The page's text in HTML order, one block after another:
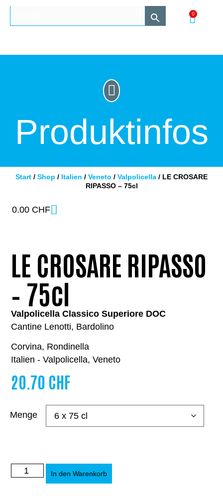
0
Produktinfos
Start / Shop / Italien / Veneto / Valpolicella / LE CROSARE
RIPASSO – 75cl
0.00 CHF
LE CROSARE RIPASSO
– 75cl
Valpolicella Classico Superiore DOC
Cantine Lenotti, Bardolino
Corvina, Rondinella
Italien - Valpolicella, Veneto
20.70 CHF
Menge
In den Warenkorb